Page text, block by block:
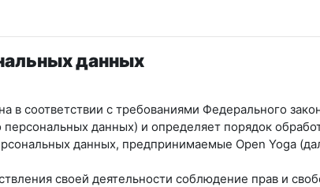
данных
в соответствии с требованиями Федерального
данных) и определяет порядок
данных, предпринимаемые Open Yoga
своей деятельности соблюдение прав и